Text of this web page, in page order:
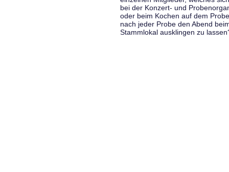
bei der Konzert- und
oder beim Kochen auf dem
nach jeder Probe den Abend
Stammlokal ausklingen zu